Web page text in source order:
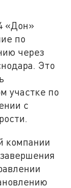
«Дон»
по
через
Это
участке по
с
компании